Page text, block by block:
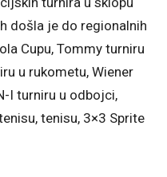
došla je do regionalnih
Cupu, Tommy turniru
u rukometu, Wiener
I turniru u odbojci,
tenisu, 3×3 Sprite